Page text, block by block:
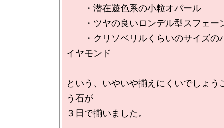
・潜在遊色系の小粒オパール
・ツヤの良いロンデル型スフェー
・クリソベリルくらいのサイズの
イヤモンド
という、いやいや揃えにくいでしょう
う石が